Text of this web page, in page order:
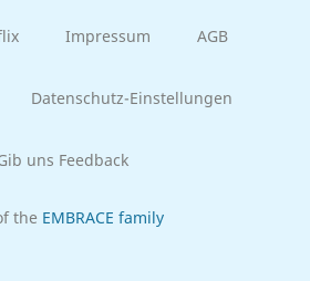
Impressum AGB
Datenschutz-Einstellungen
uns Feedback
the EMBRACE family